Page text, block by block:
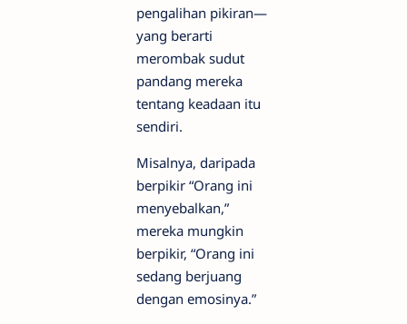
pengalihan pikiran—
yang berarti
merombak sudut
pandang mereka
tentang keadaan itu
sendiri.
Misalnya, daripada
berpikir “Orang ini
menyebalkan,”
mereka mungkin
berpikir, “Orang ini
sedang berjuang
dengan emosinya.”